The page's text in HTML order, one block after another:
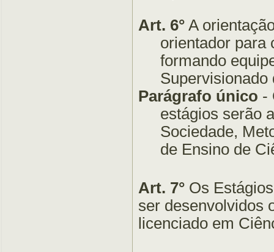
Art. 6° A
orientador para
formando
Supervisionado
Parágrafo único -
estágios serão
Sociedade,
de Ensino de
Art. 7° Os
ser desenvolvidos
licenciado em